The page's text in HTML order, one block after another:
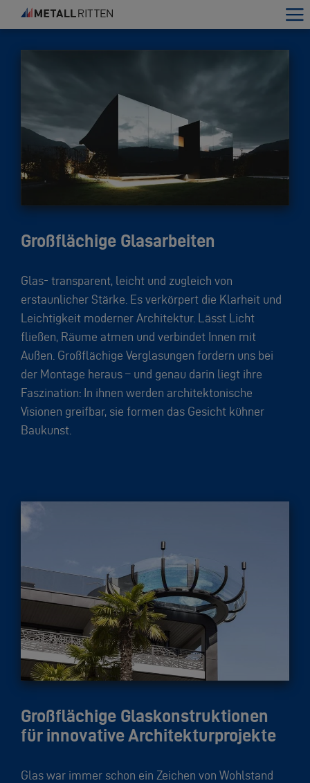
Großflächige Glasarbeiten
Glas- transparent, leicht und zugleich von
erstaunlicher Stärke. Es verkörpert die Klarheit und
Leichtigkeit moderner Architektur. Lässt Licht
fließen, Räume atmen und verbindet Innen mit
Außen. Großflächige Verglasungen fordern uns bei
der Montage heraus – und genau darin liegt ihre
Faszination: In ihnen werden architektonische
Visionen greifbar, sie formen das Gesicht kühner
Baukunst.
Großflächige Glaskonstruktionen
für innovative Architekturprojekte
Glas war immer schon ein Zeichen von Wohlstand